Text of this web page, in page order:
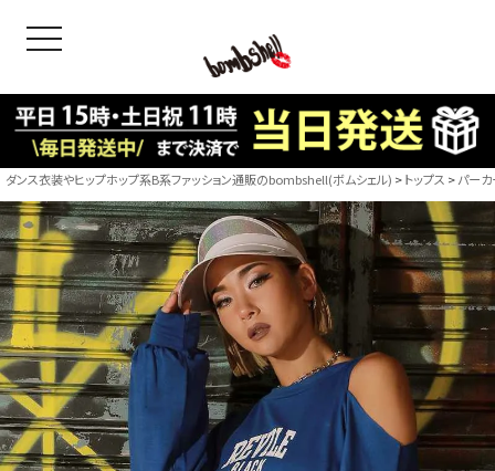
toggle navigation
B/bomb
ダンス衣装やヒップホップ系B系ファッション通販のbombshell(ボムシェル) トップス パーカ